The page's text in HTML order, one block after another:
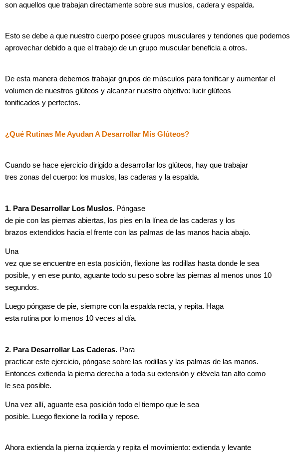
son aquellos que trabajan directamente sobre sus muslos, cadera y espalda.
Esto se debe a que nuestro cuerpo posee grupos musculares y tendones que podemos
aprovechar debido a que el trabajo de un grupo muscular beneficia a otros.
De esta manera debemos trabajar grupos de músculos para tonificar y aumentar el
volumen de nuestros glúteos y alcanzar nuestro objetivo: lucir glúteos
tonificados y perfectos.
¿Qué Rutinas Me Ayudan A Desarrollar Mis Glúteos?
Cuando se hace ejercicio dirigido a desarrollar los glúteos, hay que trabajar
tres zonas del cuerpo: los muslos, las caderas y la espalda.
1. Para Desarrollar Los Muslos. Póngase
de pie con las piernas abiertas, los pies en la línea de las caderas y los
brazos extendidos hacia el frente con las palmas de las manos hacia abajo.
Una
vez que se encuentre en esta posición, flexione las rodillas hasta donde le sea
posible, y en ese punto, aguante todo su peso sobre las piernas al menos unos 10
segundos.
Luego póngase de pie, siempre con la espalda recta, y repita. Haga
esta rutina por lo menos 10 veces al día.
2. Para Desarrollar Las Caderas. Para
practicar este ejercicio, póngase sobre las rodillas y las palmas de las manos.
Entonces extienda la pierna derecha a toda su extensión y elévela tan alto como
le sea posible.
Una vez allí, aguante esa posición todo el tiempo que le sea
posible. Luego flexione la rodilla y repose.
Ahora extienda la pierna izquierda y repita el movimiento: extienda y levante